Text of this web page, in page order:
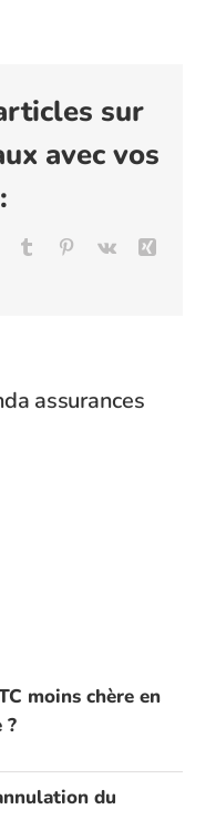
sur
avec vos
Tumblr Pinterest
Vk
assurances
moins chère en
?
du